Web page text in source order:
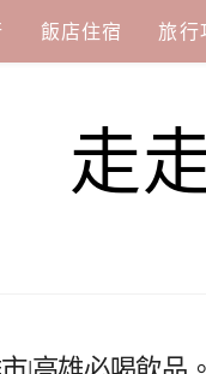
飯店住宿 旅行
走